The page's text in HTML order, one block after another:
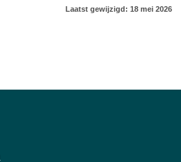
Laatst gewijzigd: 18 mei 2026